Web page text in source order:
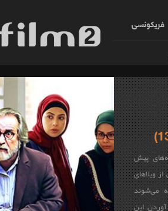
فریکونسی
پیش
ویلاهای
می‌شوند
این